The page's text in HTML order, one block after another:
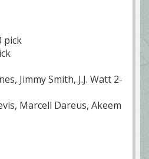
pick
Jimmy Smith, J.J. Watt 2-
Marcell Dareus, Akeem